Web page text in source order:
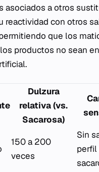
asociados a otros
reactividad con otros
que los
productos no sean
Dulzura
relativa (vs.
Sacarosa)
150 a 200
veces
Sin
perfil